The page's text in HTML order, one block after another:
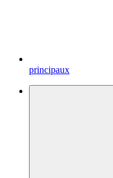
principaux